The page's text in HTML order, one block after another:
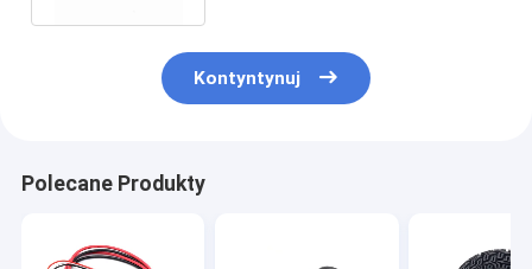
Kontyntynuj
Polecane Produkty